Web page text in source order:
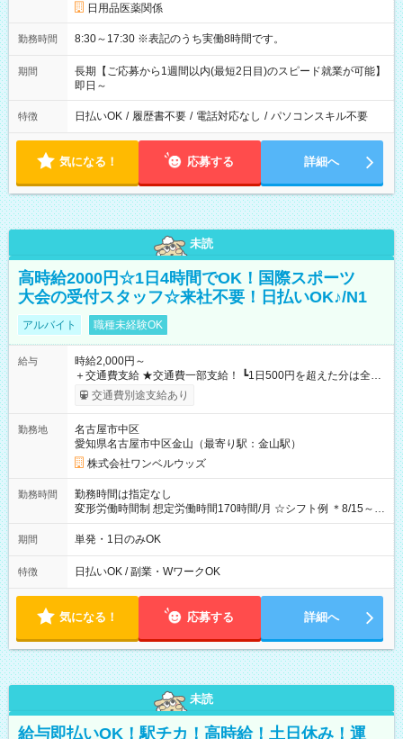
日用品医薬関係
勤務時間 8:30～17:30 ※表記のうち実働8時間です。
期間
長期【ご応募から1週間以内(最短2日目)のスピード就業が可能】
即日～
特徴 日払いOK / 履歴書不要 / 電話対応なし / パソコンスキル不要
気になる！ 応募する 詳細へ
未読
高時給2000円☆1日4時間でOK！国際スポーツ
大会の受付スタッフ☆来社不要！日払いOK♪/N1
アルバイト 職種未経験OK
給与
時給2,000円～
＋交通費支給 ★交通費一部支給！ ┗1日500円を超えた分は全額
支給！ ※往復500円以内の方は自己負担となります ★日払い
OK！（規定あり） ┗働いたその日に現金GET♪ お仕事後はコン
期間なし
交通費別途支給あり
勤務地
名古屋市中区
愛知県名古屋市中区金山（最寄り駅：金山駅）
株式会社ワンベルウッズ
勤務時間
勤務時間は指定なし
変形労働時間制 想定労働時間170時間/月 ☆シフト例 ＊8/15～
10/26 全日共通 08：00～12：00 17：00～21：00 ＊8/31
～9/19のみ下記シフトもあります！ 12：00～16：00 ＊9/6～
00
期間 単発・1日のみOK
特徴 日払いOK / 副業・WワークOK
気になる！ 応募する 詳細へ
未読
給与即払いOK！駅チカ！高時給！土日休み！運